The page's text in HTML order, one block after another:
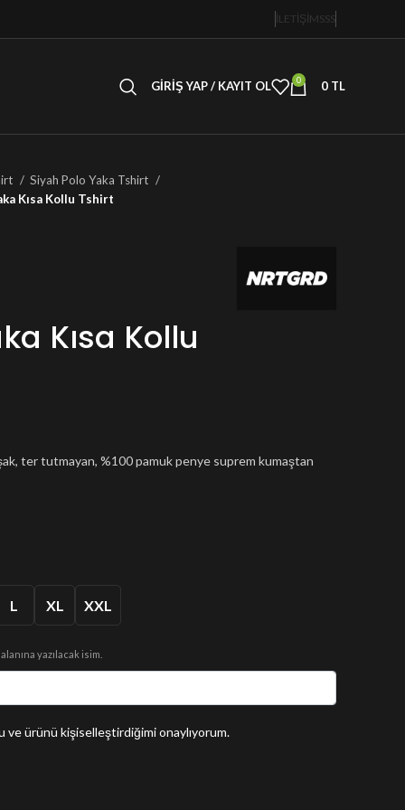
İLETİŞİMSSS
GIRIŞ YAP / KAYIT OL 0 0 TL
Siyah Polo Yaka Tshirt
Kısa Kollu Tshirt
Kısa Kollu
ter tutmayan, %100 pamuk penye suprem kumaştan
L XL XXL
yazılacak isim.
ve ürünü kişiselleştirdiğimi onaylıyorum.